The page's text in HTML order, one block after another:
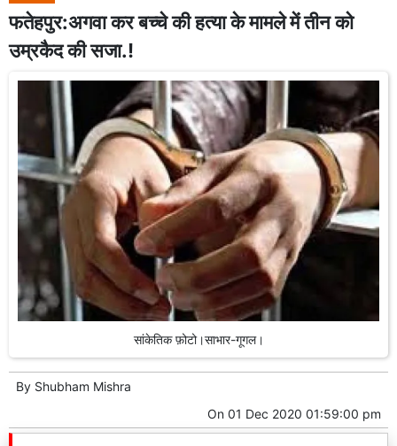
फतेहपुर:अगवा कर बच्चे की हत्या के मामले में तीन को
उम्रकैद की सजा.!
सांकेतिक फ़ोटो।साभार-गूगल।
By Shubham Mishra
On 01 Dec 2020 01:59:00 pm